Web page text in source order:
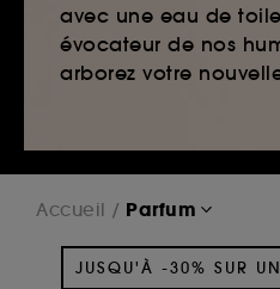
avec une eau de
évocateur de nos
arborez votre
Accueil Parfum
JUSQU'À -30% SUR